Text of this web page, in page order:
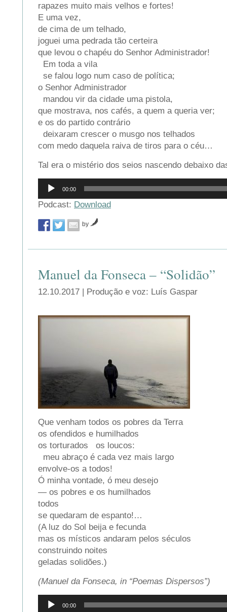
rapazes muito mais velhos e fortes!
E uma vez,
de cima de um telhado,
joguei uma pedrada tão certeira
que levou o chapéu do Senhor Administrador!
Em toda a vila
se falou logo num caso de política;
o Senhor Administrador
mandou vir da cidade uma pistola,
que mostrava, nos cafés, a quem a queria ver;
e os do partido contrário
deixaram crescer o musgo nos telhados
com medo daquela raiva de tiros para o céu…
Tal era o mistério dos seios nascendo debaixo
Reprodutor
áudio
00:00
Podcast: Download
by
Manuel da Fonseca – “Solidão”
12.10.2017 | Produção e voz: Luís Gaspar
Que venham todos os pobres da Terra
os ofendidos e humilhados
os torturados os loucos:
meu abraço é cada vez mais largo
envolve-os a todos!
Ó minha vontade, ó meu desejo
— os pobres e os humilhados
todos
se quedaram de espanto!…
(A luz do Sol beija e fecunda
mas os místicos andaram pelos séculos
construindo noites
geladas solidões.)
(Manuel da Fonseca, in “Poemas Dispersos”)
Reprodutor
00:00